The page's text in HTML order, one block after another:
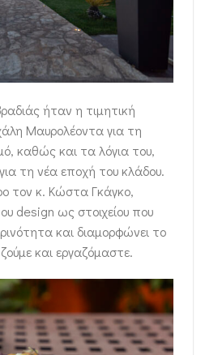
ήταν η τιμητική
Μαυρολέοντα για τη
καθώς και τα λόγια του,
τη νέα εποχή του κλάδου.
τον κ. Κώστα Γκάγκο,
design ως στοιχείου που
και διαμορφώνει το
και εργαζόμαστε.